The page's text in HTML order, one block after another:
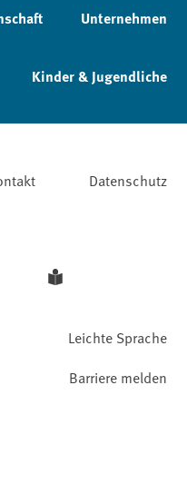
Unternehmen
Kinder & Jugendliche
Datenschutz
Leichte Sprache
Barriere melden